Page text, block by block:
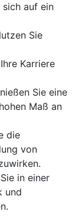
sich auf ein
Sie
Karriere
Sie eine
Maß an
die
von
in einer
und